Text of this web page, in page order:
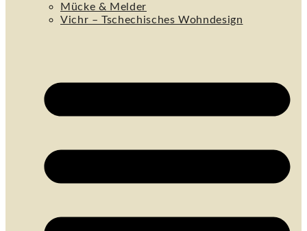
Mücke & Melder
Vichr – Tschechisches Wohndesign